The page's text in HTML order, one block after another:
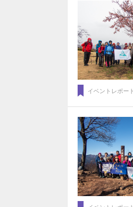
イベントレポート